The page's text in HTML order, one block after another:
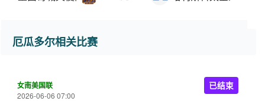
厄瓜多尔相关比赛
女南美国联
2026-06-06 07:00
已结束